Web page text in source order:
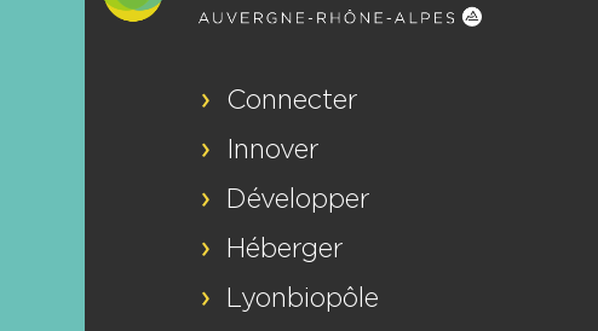
Connecter
Innover
Développer
Héberger
Lyonbiopôle